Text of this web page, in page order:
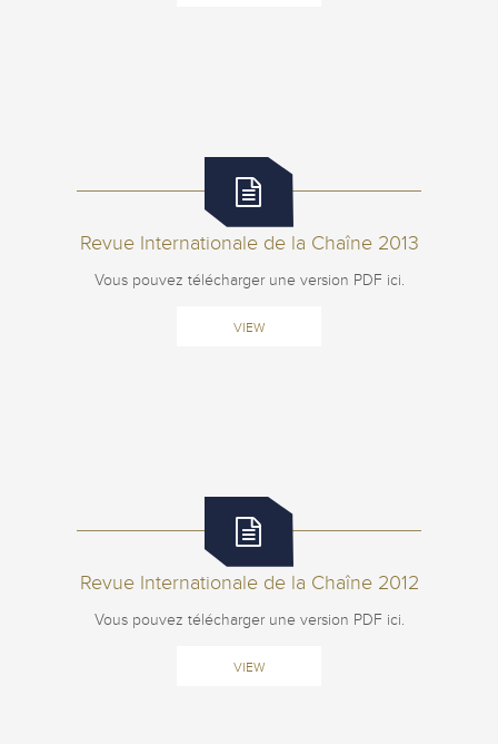
Revue Internationale de la Chaîne 2013
Vous pouvez télécharger une version PDF ici.
VIEW
Revue Internationale de la Chaîne 2012
Vous pouvez télécharger une version PDF ici.
VIEW